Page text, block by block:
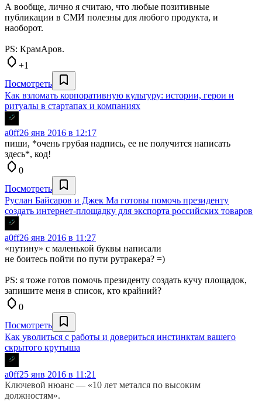
А вообще, лично я считаю, что любые позитивные
публикации в СМИ полезны для любого продукта, и
наоборот.
PS: КрамАров.
+1
Посмотреть
Как взломать корпоративную культуру: истории, герои и
ритуалы в стартапах и компаниях
a0ff26 янв 2016 в 12:17
пиши, *очень грубая надпись, ее не получится написать
здесь*, код!
0
Посмотреть
Руслан Байсаров и Джек Ма готовы помочь президенту
создать интернет-площадку для экспорта российских товаров
a0ff26 янв 2016 в 11:27
«путину» с маленькой буквы написали
не боитесь пойти по пути рутракера? =)
PS: я тоже готов помочь президенту создать кучу площадок,
запишите меня в список, кто крайний?
0
Посмотреть
Как уволиться с работы и довериться инстинктам вашего
скрытого крутыша
a0ff25 янв 2016 в 11:21
Ключевой нюанс — «10 лет метался по высоким
должностям».